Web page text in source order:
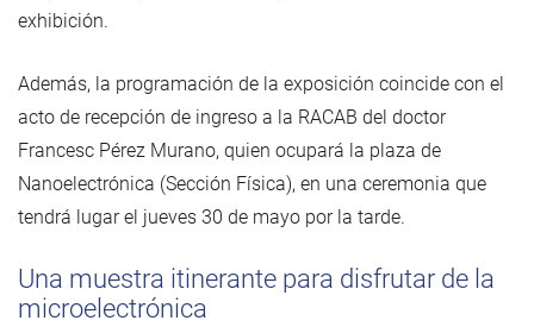
exhibición.
Además, la programación de la exposición coincide con el
acto de recepción de ingreso a la RACAB del doctor
Francesc Pérez Murano, quien ocupará la plaza de
Nanoelectrónica (Sección Física), en una ceremonia que
tendrá lugar el jueves 30 de mayo por la tarde.
Una muestra itinerante para disfrutar de la
microelectrónica